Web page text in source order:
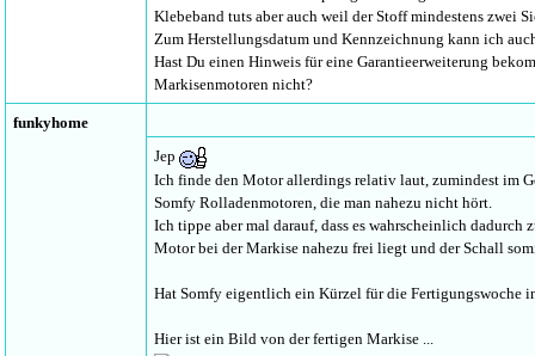
Klebeband tuts aber auch weil der Stoff mindestens zwei
Zum Herstellungsdatum und Kennzeichnung kann ich
Hast Du einen Hinweis für eine Garantieerweiterung
Markisenmotoren nicht?
funkyhome
Jep
Ich finde den Motor allerdings relativ laut, zumindest im
Somfy Rolladenmotoren, die man nahezu nicht hört.
Ich tippe aber mal darauf, dass es wahrscheinlich dadurch
Motor bei der Markise nahezu frei liegt und der Schall
Hat Somfy eigentlich ein Kürzel für die Fertigungswoche
Hier ist ein Bild von der fertigen Markise ...